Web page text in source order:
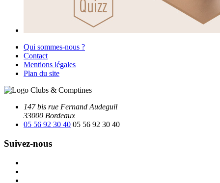
Qui sommes-nous ?
Contact
Mentions légales
Plan du site
147 bis rue Fernand Audeguil
33000 Bordeaux
05 56 92 30 40 05 56 92 30 40
Suivez-nous